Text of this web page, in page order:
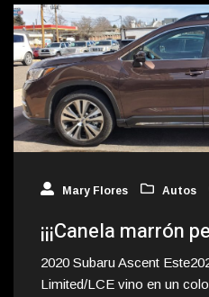
Mary Flores Autos
¡¡¡Canela marrón
2020 Subaru Ascent
Limited/LCE vino en un